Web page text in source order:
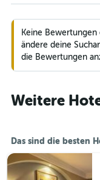
Keine
ändere deine
die Bewertungen
Weitere
Das sind die besten